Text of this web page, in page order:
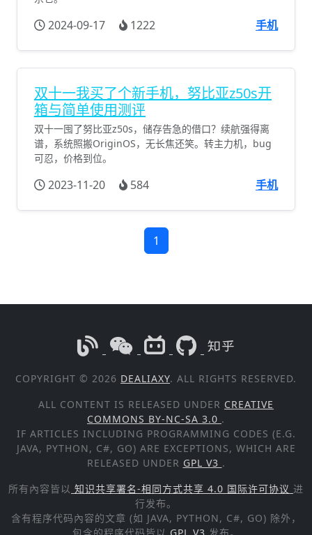
2024-09-17 1222 手机
双十一我买了个新手机，努比亚z50s开
箱与简单使用测评
双十一囤了努比亚z50s，储存告急的借口？续航强得离
谱，系统照搬OriginOS，无长焦还笑。转主力机，bug
可忍，价格到位。
2023-11-20 584 手机
1
COPYRIGHT © 2026 DEALIAXY. ALL RIGHTS RESERVED.
ALL CONTENT IS RELEASED UNDER CREATIVE
COMMONS BY-NC-SA 3.0 .
IF ARTICLES INCLUDING PROGRAMMING CODES (E.G.
JAVA, PYTHON, C#, GO) ARE EXCEPTIONS, WHICH ARE
RELEASED UNDER GPL V3 .
所有內容皆以 知识共享署名-相同方式共享 4.0 国际许可协议 进
行发布。
含有程序代码內容的文章 (如 JAVA, PYTHON, C#, GO) 除外，